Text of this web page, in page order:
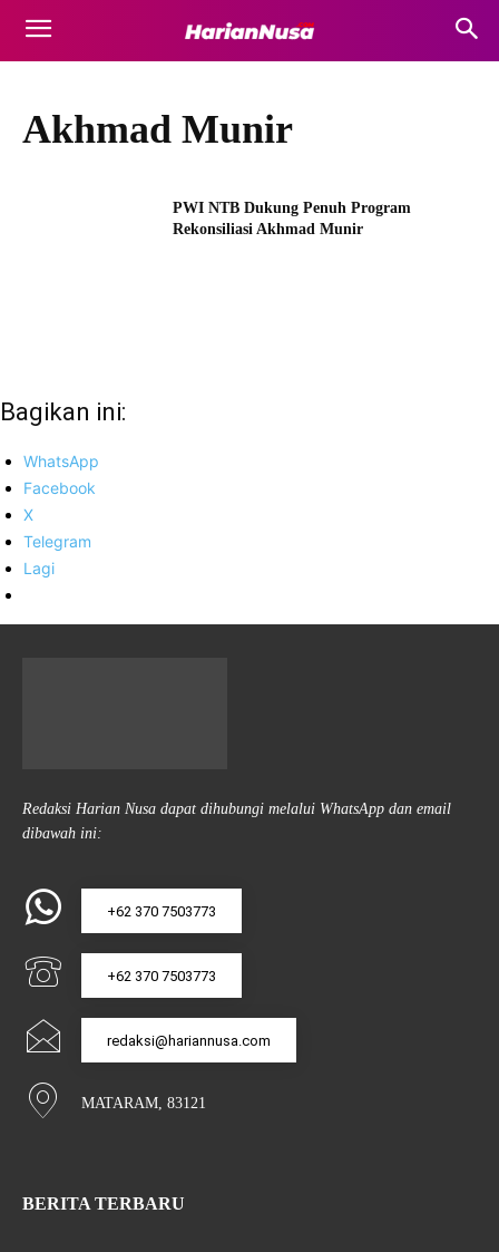
Akhmad Munir
PWI NTB Dukung Penuh Program
Rekonsiliasi Akhmad Munir
Bagikan ini:
WhatsApp
Facebook
X
Telegram
Lagi
Redaksi Harian Nusa dapat dihubungi melalui WhatsApp dan email
dibawah ini:
+62 370 7503773
+62 370 7503773
redaksi@hariannusa.com
MATARAM, 83121
BERITA TERBARU